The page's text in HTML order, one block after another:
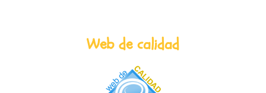
Web de calidad